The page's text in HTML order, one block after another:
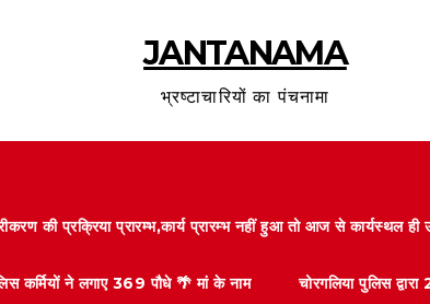
JANTANAMA
भ्रष्टाचारियों का पंचनामा
की प्रक्रिया प्रारम्भ,कार्य प्रारम्भ नहीं हुआ तो आज से कार्यस्थल
कर्मियों ने लगाए 369 पौधे 🌴 मां के नाम चोरगलिया पुलिस